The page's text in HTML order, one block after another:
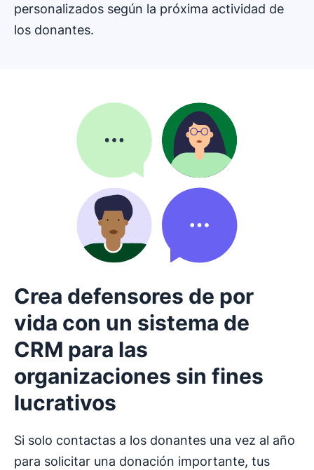
personalizados según la próxima actividad de
los donantes.
Crea defensores de por
vida con un sistema de
CRM para las
organizaciones sin fines
lucrativos
Si solo contactas a los donantes una vez al año
para solicitar una donación importante, tus